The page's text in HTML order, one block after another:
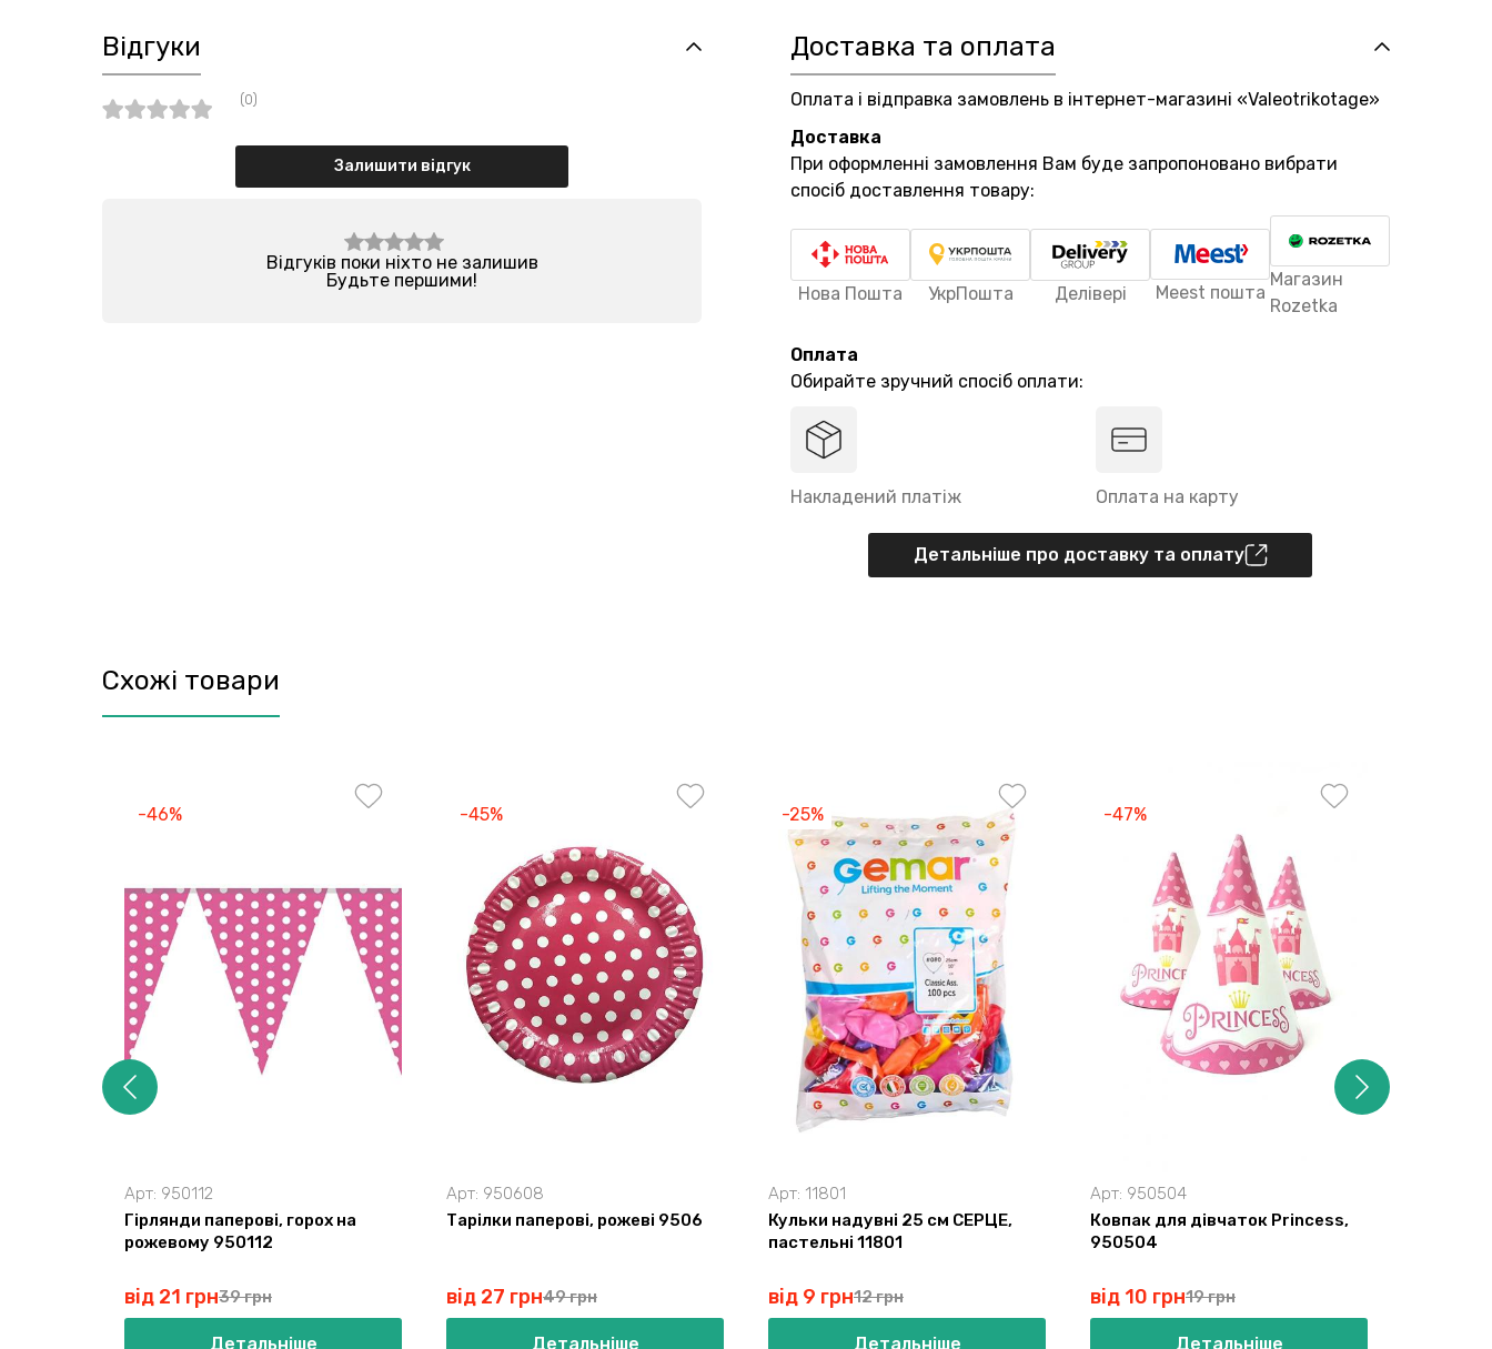
Відгуки
(0)
Залишити відгук
Відгуків поки ніхто не залишив
Будьте першими!
Доставка та оплата
Оплата і відправка замовлень в інтернет-магазині «Valeotrikotage»
Доставка
При оформленні замовлення Вам буде запропоновано вибрати
спосіб доставлення товару:
Нова Пошта УкрПошта Делівері Meest пошта
Магазин
Rozetka
Оплата
Обирайте зручний спосіб оплати:
Накладений платіж Оплата на карту
Детальніше про доставку та оплату
Схожі товари
-46%
Арт: 950112
Гірлянди паперові, горох на
рожевому 950112
від 21 грн39 грн
Детальніше
-45%
Арт: 950608
Тарілки паперові, рожеві 9506
від 27 грн49 грн
Детальніше
-25%
Арт: 11801
Кульки надувні 25 см СЕРЦЕ,
пастельні 11801
від 9 грн12 грн
Детальніше
-47%
Арт: 950504
Ковпак для дівчаток Princess,
950504
від 10 грн19 грн
Детальніше